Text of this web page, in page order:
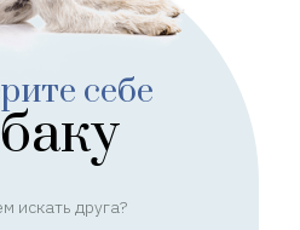
себе
искать друга?